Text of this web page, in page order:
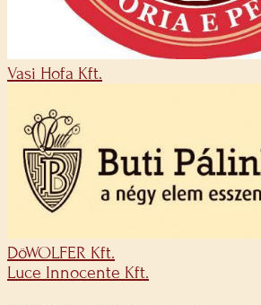
Vasi Hofa Kft.
DöWOLFER Kft.
Luce Innocente Kft.